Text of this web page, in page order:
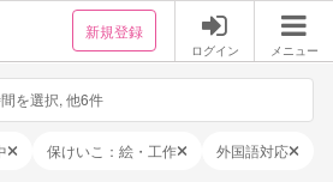
新規登録
ログイン メニュー
を選択, 他6件
保けいこ：絵・工作 外国語対応